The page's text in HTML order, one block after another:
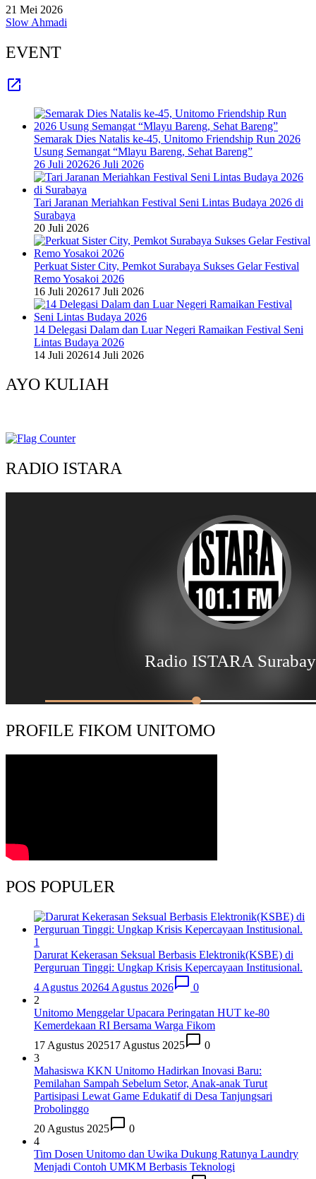
21 Mei 2026
Slow Ahmadi
EVENT
Semarak Dies Natalis ke-45, Unitomo Friendship Run 2026
Usung Semangat “Mlayu Bareng, Sehat Bareng”
26 Juli 202626 Juli 2026
Tari Jaranan Meriahkan Festival Seni Lintas Budaya 2026 di
Surabaya
20 Juli 2026
Perkuat Sister City, Pemkot Surabaya Sukses Gelar Festival
Remo Yosakoi 2026
16 Juli 202617 Juli 2026
14 Delegasi Dalam dan Luar Negeri Ramaikan Festival Seni
Lintas Budaya 2026
14 Juli 202614 Juli 2026
AYO KULIAH
RADIO ISTARA
PROFILE FIKOM UNITOMO
POS POPULER
1
Darurat Kekerasan Seksual Berbasis Elektronik(KSBE) di
Perguruan Tinggi: Ungkap Krisis Kepercayaan Institusional.
4 Agustus 20264 Agustus 2026
0
2
Unitomo Menggelar Upacara Peringatan HUT ke-80
Kemerdekaan RI Bersama Warga Fikom
17 Agustus 202517 Agustus 2025
0
3
Mahasiswa KKN Unitomo Hadirkan Inovasi Baru:
Pemilahan Sampah Sebelum Setor, Anak-anak Turut
Partisipasi Lewat Game Edukatif di Desa Tanjungsari
Probolinggo
20 Agustus 2025
0
4
Tim Dosen Unitomo dan Uwika Dukung Ratunya Laundry
Menjadi Contoh UMKM Berbasis Teknologi